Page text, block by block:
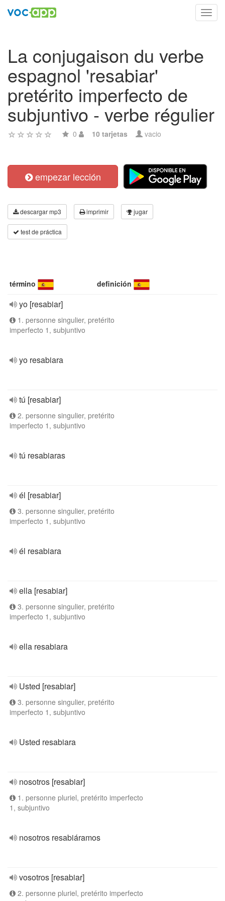
La conjugaison du verbe
espagnol 'resabiar'
pretérito imperfecto de
subjuntivo - verbe régulier
0 10 tarjetas vacio
empezar lección
descargar mp3 imprimir jugar
test de práctica
término definición
yo [resabiar]
1. personne singulier, pretérito
imperfecto 1, subjuntivo
yo resabiara
tú [resabiar]
2. personne singulier, pretérito
imperfecto 1, subjuntivo
tú resabiaras
él [resabiar]
3. personne singulier, pretérito
imperfecto 1, subjuntivo
él resabiara
ella [resabiar]
3. personne singulier, pretérito
imperfecto 1, subjuntivo
ella resabiara
Usted [resabiar]
3. personne singulier, pretérito
imperfecto 1, subjuntivo
Usted resabiara
nosotros [resabiar]
1. personne pluriel, pretérito imperfecto
1, subjuntivo
nosotros resabiáramos
vosotros [resabiar]
2. personne pluriel, pretérito imperfecto